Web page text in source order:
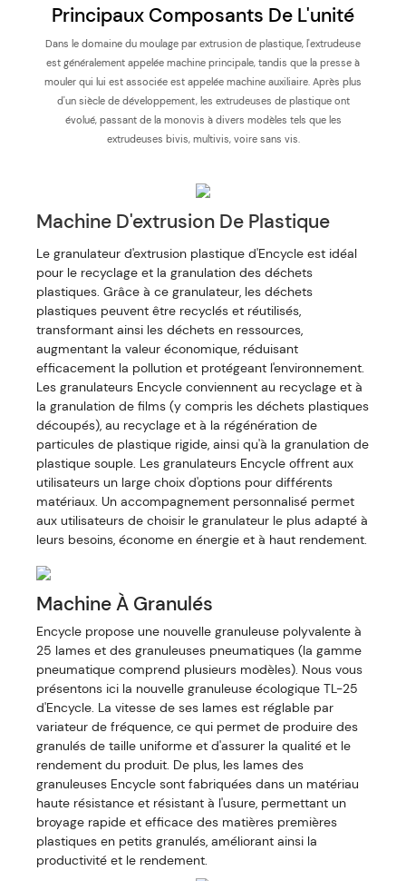
Principaux Composants De L'unité
Dans le domaine du moulage par extrusion de plastique, l'extrudeuse
est généralement appelée machine principale, tandis que la presse à
mouler qui lui est associée est appelée machine auxiliaire. Après plus
d'un siècle de développement, les extrudeuses de plastique ont
évolué, passant de la monovis à divers modèles tels que les
extrudeuses bivis, multivis, voire sans vis.
Machine D'extrusion De Plastique
Le granulateur d'extrusion plastique d'Encycle est idéal
pour le recyclage et la granulation des déchets
plastiques. Grâce à ce granulateur, les déchets
plastiques peuvent être recyclés et réutilisés,
transformant ainsi les déchets en ressources,
augmentant la valeur économique, réduisant
efficacement la pollution et protégeant l'environnement.
Les granulateurs Encycle conviennent au recyclage et à
la granulation de films (y compris les déchets plastiques
découpés), au recyclage et à la régénération de
particules de plastique rigide, ainsi qu'à la granulation de
plastique souple. Les granulateurs Encycle offrent aux
utilisateurs un large choix d'options pour différents
matériaux. Un accompagnement personnalisé permet
aux utilisateurs de choisir le granulateur le plus adapté à
leurs besoins, économe en énergie et à haut rendement.
Machine À Granulés
Encycle propose une nouvelle granuleuse polyvalente à
25 lames et des granuleuses pneumatiques (la gamme
pneumatique comprend plusieurs modèles). Nous vous
présentons ici la nouvelle granuleuse écologique TL-25
d'Encycle. La vitesse de ses lames est réglable par
variateur de fréquence, ce qui permet de produire des
granulés de taille uniforme et d'assurer la qualité et le
rendement du produit. De plus, les lames des
granuleuses Encycle sont fabriquées dans un matériau
haute résistance et résistant à l'usure, permettant un
broyage rapide et efficace des matières premières
plastiques en petits granulés, améliorant ainsi la
productivité et le rendement.